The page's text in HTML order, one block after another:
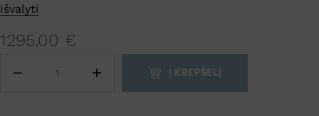
Išvalyti
1295,00 €
Į KREPŠELĮ
l
t
e